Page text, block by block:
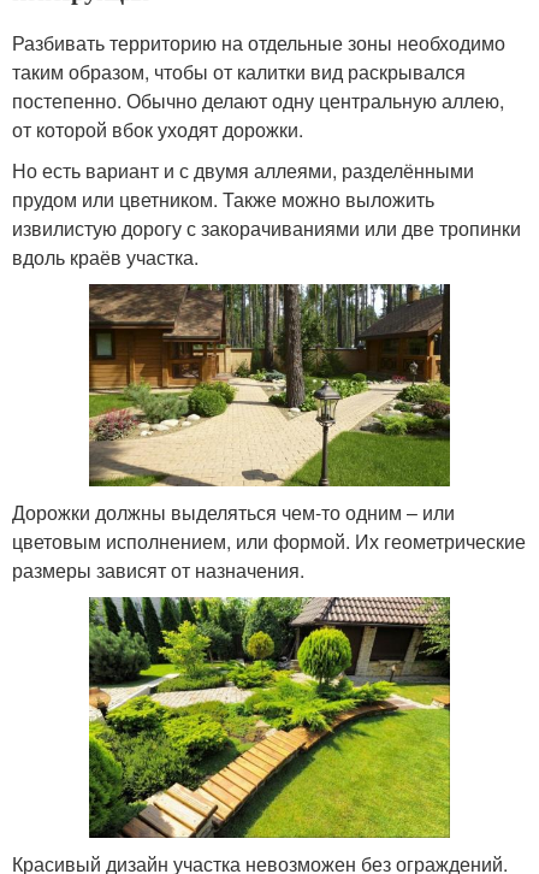
Разбивать территорию на отдельные зоны необходимо
таким образом, чтобы от калитки вид раскрывался
постепенно. Обычно делают одну центральную аллею,
от которой вбок уходят дорожки.
Но есть вариант и с двумя аллеями, разделёнными
прудом или цветником. Также можно выложить
извилистую дорогу с закорачиваниями или две тропинки
вдоль краёв участка.
Дорожки должны выделяться чем-то одним – или
цветовым исполнением, или формой. Их геометрические
размеры зависят от назначения.
Красивый дизайн участка невозможен без ограждений.